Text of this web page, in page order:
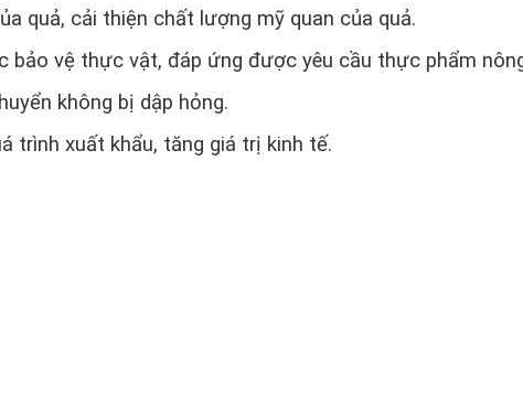
quả, cải thiện chất lượng mỹ quan của quả.
vệ thực vật, đáp ứng được yêu cầu thực phẩm
không bị dập hỏng.
trình xuất khẩu, tăng giá trị kinh tế.